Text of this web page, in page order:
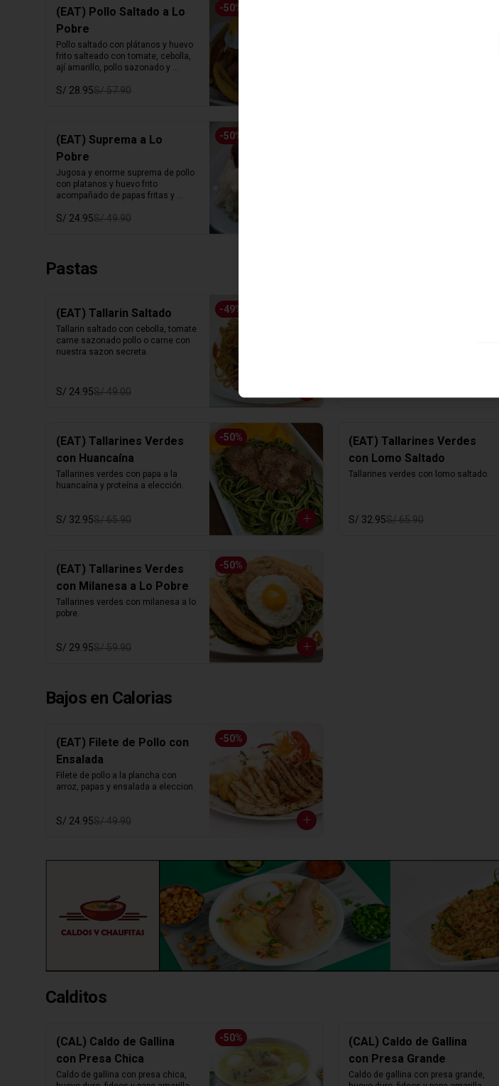
-50%
(EAT) Pollo Saltado a Lo
Pobre
Pollo saltado con plátanos y huevo
frito salteado con tomate, cebolla,
ají amarillo, pollo sazonado y
S/ 28.95S/ 57.90
-50%
(EAT) Suprema a Lo
Pobre
Jugosa y enorme suprema de pollo
con platanos y huevo frito
acompañado de papas fritas y
S/ 24.95S/ 49.90
Pastas
-49%
(EAT) Tallarin Saltado
Tallarin saltado con cebolla, tomate
carne sazonado pollo o carne con
nuestra sazon secreta.
S/ 24.95S/ 49.00
-50%
(EAT) Tallarines Verdes
con Huancaína
Tallarines verdes con papa a la
huancaína y proteína a elección.
S/ 32.95S/ 65.90
(EAT) Tallarines Verdes
con Lomo Saltado
Tallarines verdes con lomo saltado.
S/ 32.95S/ 65.90
-50%
(EAT) Tallarines Verdes
con Milanesa a Lo Pobre
Tallarines verdes con milanesa a lo
pobre.
S/ 29.95S/ 59.90
Bajos en Calorias
-50%
(EAT) Filete de Pollo con
Ensalada
Filete de pollo a la plancha con
arroz, papas y ensalada a eleccion.
S/ 24.95S/ 49.90
Calditos
-50%
(CAL) Caldo de Gallina
con Presa Chica
Caldo de gallina con presa chica,
(CAL) Caldo de Gallina
con Presa Grande
Caldo de gallina con presa grande,